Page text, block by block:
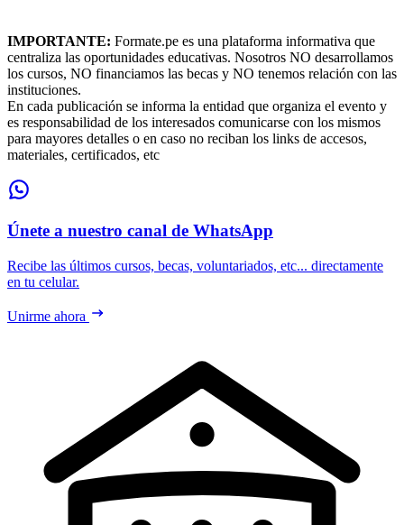
IMPORTANTE: Formate.pe es una plataforma informativa que
centraliza las oportunidades educativas. Nosotros NO desarrollamos
los cursos, NO financiamos las becas y NO tenemos relación con las
instituciones.
En cada publicación se informa la entidad que organiza el evento y
es responsabilidad de los interesados comunicarse con los mismos
para mayores detalles o en caso no reciban los links de accesos,
materiales, certificados, etc
Únete a nuestro canal de WhatsApp
Recibe las últimos cursos, becas, voluntariados, etc... directamente
en tu celular.
Unirme ahora